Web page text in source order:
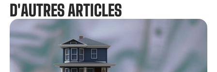
D'AUTRES ARTICLES